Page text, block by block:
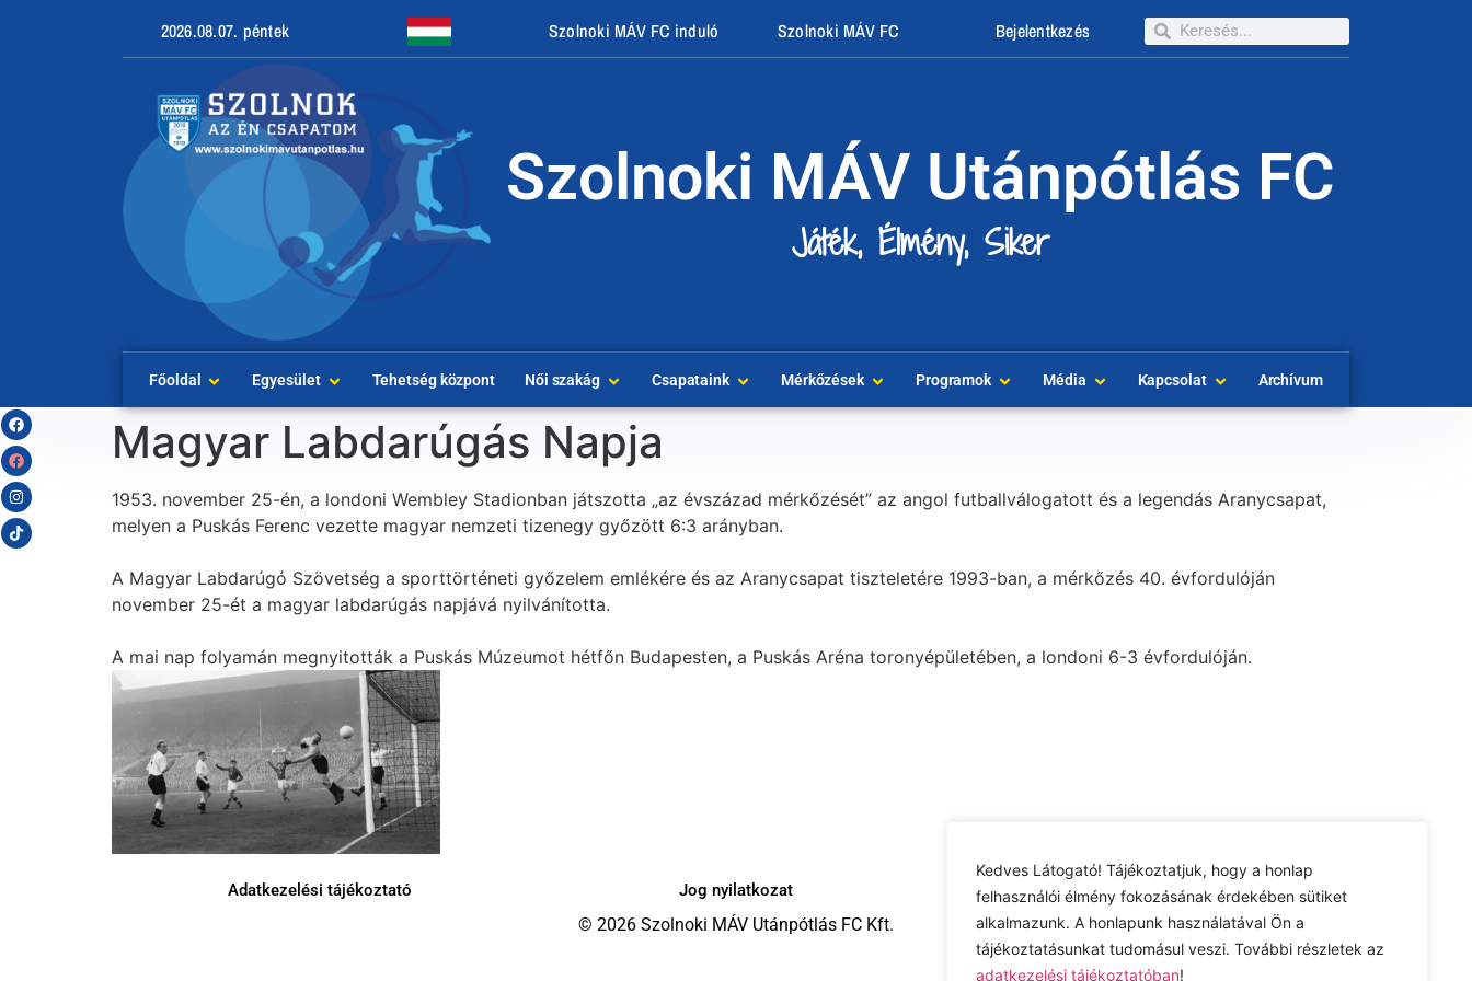
Kedves Látogató! Tájékoztatjuk, hogy a honlap
felhasználói élmény fokozásának érdekében sütiket
alkalmazunk. A honlapunk használatával Ön a
tájékoztatásunkat tudomásul veszi. További részletek az
adatkezelési tájékoztatóban!
2026.08.07. péntek Szolnoki MÁV FC induló Szolnoki MÁV FC Bejelentkezés
Szolnoki MÁV Utánpótlás FC
Játék, Élmény, Siker
Főoldal Egyesület Tehetség központ Női szakág Csapataink Mérkőzések Programok Média Kapcsolat Archívum
Magyar Labdarúgás Napja
1953. november 25-én, a londoni Wembley Stadionban játszotta „az évszázad mérkőzését” az angol futballválogatott és a legendás Aranycsapat,
melyen a Puskás Ferenc vezette magyar nemzeti tizenegy győzött 6:3 arányban.
A Magyar Labdarúgó Szövetség a sporttörténeti győzelem emlékére és az Aranycsapat tiszteletére 1993-ban, a mérkőzés 40. évfordulóján
november 25-ét a magyar labdarúgás napjává nyilvánította.
A mai nap folyamán megnyitották a Puskás Múzeumot hétfőn Budapesten, a Puskás Aréna toronyépületében, a londoni 6-3 évfordulóján.
Adatkezelési tájékoztató Jog nyilatkozat Impresszum
© 2026 Szolnoki MÁV Utánpótlás FC Kft.